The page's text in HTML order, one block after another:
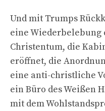
Und mit Trumps
eine
Christentum, die
eröffnet, die
eine anti-christliche
ein Büro des Weißen
mit dem